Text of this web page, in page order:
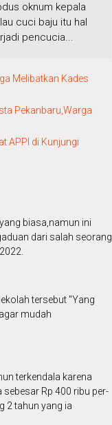
oknum kepala
cuci baju itu hal
pencucia...
Melibatkan Kades
Pekanbaru,Warga
APPI di Kunjungi
biasa,namun ini
dari salah seorang
tersebut "Yang
mudah
terkendala karena
Rp 400 ribu per-
2 tahun yang ia